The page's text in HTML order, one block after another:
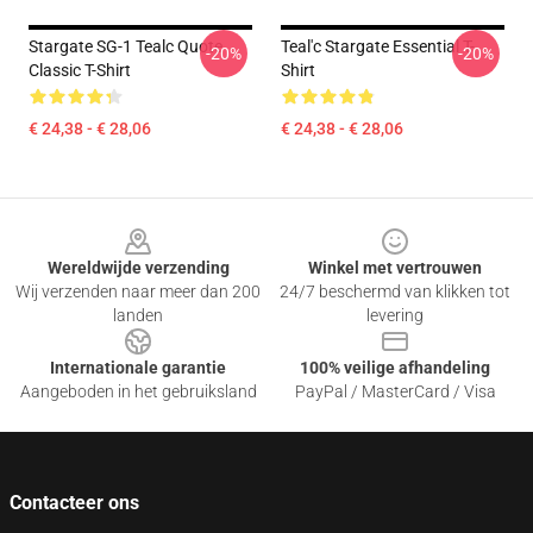
Stargate SG-1 Tealc Quote
Classic T-Shirt
€ 24,38 - € 28,06
-20%
Teal'c Stargate Essential T-
Shirt
€ 24,38 - € 28,06
-20%
Wereldwijde verzending
Wij verzenden naar meer dan 200
landen
Winkel met vertrouwen
24/7 beschermd van klikken tot
levering
Internationale garantie
Aangeboden in het gebruiksland
100% veilige afhandeling
PayPal / MasterCard / Visa
Contacteer ons